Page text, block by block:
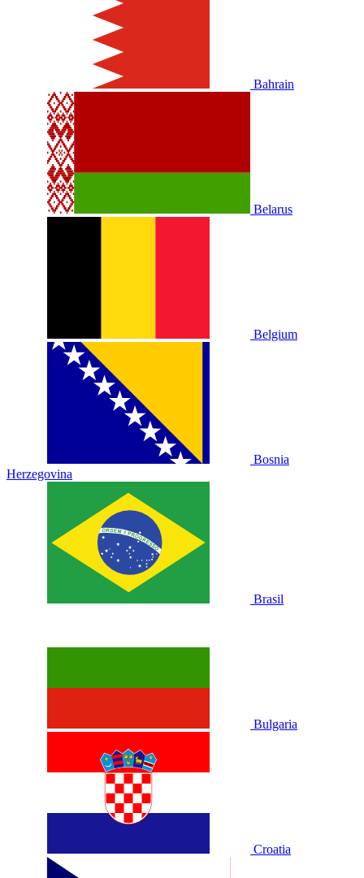
Bahrain
Belarus
Belgium
Bosnia
Herzegovina
Brasil
Bulgaria
Croatia